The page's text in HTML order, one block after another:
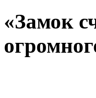
«Замок